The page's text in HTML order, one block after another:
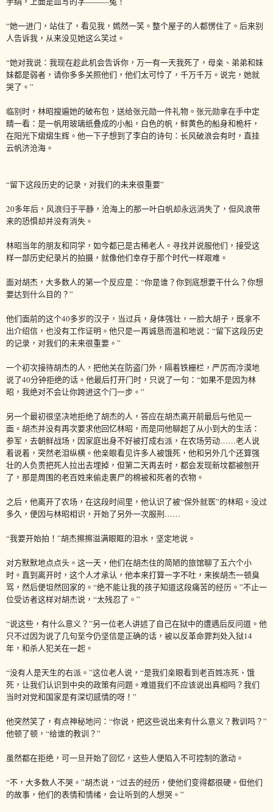
“她一进门，站住了，看见我，嫣然一笑。整个屋子的人都愣住了。后来别
人告诉我，从来没见她这么笑过。
“她对我说：我现在趁此机会告诉你，万一有一天我死了，母亲、弟弟和妹
妹都是弱者，请你多多关照他们，他们太可怜了，千万千万。说完，她就
哭了。”
临别时，林昭搜遍她的破布包，送给张元勋一件礼物。张元勋拿在手中定
睛一看：是一帆用玻璃纸叠成的小船，白色的帆，鲜黄色的船身和桅杆，
在阳光下熠熠生辉。他一下子想到了李白的诗句：长风破浪会有时，直挂
云帆济沧海。
“留下这段历史的记录，对我们的未来很重要”
20多年后，风浪归于平静，沧海上的那一叶白帆却永远消失了，但风浪带
来的恐惧却并没有消失。
林昭当年的朋友和同学，如今都已是古稀老人。寻找并说服他们，接受这
样一部历史纪录片的拍摄，就像他们幸存于那个时代一样艰难。
面对胡杰，大多数人的第一个反应是：“你是谁？你到底想要干什么？你想
要达到什么目的？”
他们面前的这个40多岁的汉子，当过兵，身体强壮，一脸大胡子，既拿不
出介绍信，也没有工作证明。他只是一再诚恳而温和地说：“留下这段历史
的记录，对我们的未来很重要。”
一个初次接待胡杰的人，把他关在防盗门外，隔着铁栅栏，严厉而冷漠地
说了40分钟拒绝的话。他最后打开门时，只说了一句：“如果不是因为林
昭，我绝对不会让你跨进这个门一步。”
另一个最初很坚决地拒绝了胡杰的人，答应在胡杰离开前最后与他见一
面。胡杰并没有再次要求他回忆林昭，而是同他聊起了从小到大的生活：
参军，去朝鲜战场，因家庭出身不好被打成右派，在农场劳动……老人说
着说着，突然老泪纵横。他亲眼看见许多人被饿死，他和另外几个还算强
壮的人负责把死人拉出去埋掉，但第二天再去时，都会发现新坟都被刨开
了，那是周围的老百姓来偷走裹尸的棉被和死者的衣物。
之后，他离开了农场，在这段时间里，他认识了被“保外就医”的林昭。没过
多久，便因与林昭相识，开始了另外一次服刑……
“我要开始拍！”胡杰擦擦溢满眼眶的泪水，坚定地说。
对方默默地点点头。这一天，他们在胡杰住的简陋的旅馆聊了五六个小
时。直到离开时，这个人才承认，他本来打算一字不吐，来挨胡杰一顿臭
骂，然后便坦然回家的。“绝不能让我的孩子知道这段痛苦的经历。”不止一
位受访者这样对胡杰说，“太残忍了。”
“说这些，有什么意义？”另一位老人讲述了自己在狱中的遭遇后反问道。他
只不过因为说了几句至今仍坚信是正确的话，被以反革命罪判处入狱14
年，和杀人犯关在一起。
“没有人是天生的右派。”这位老人说，“是我们亲眼看到老百姓冻死、饿
死，让我们认识到中央的政策有问题。难道我们不应该说出真相吗？我们
当时对党和国家是有深切感情的呀！”
他突然笑了，有点神秘地问：“你说，把这些说出来有什么意义？教训吗？”
他顿了顿，“给谁的教训？”
虽然都在拒绝，可一旦开始了回忆，这些人便陷入不可控制的激动。
“不，大多数人不哭。”胡杰说，“过去的经历，使他们变得都很硬。但他们
的故事，他们的表情和情绪，会让听到的人想哭。”